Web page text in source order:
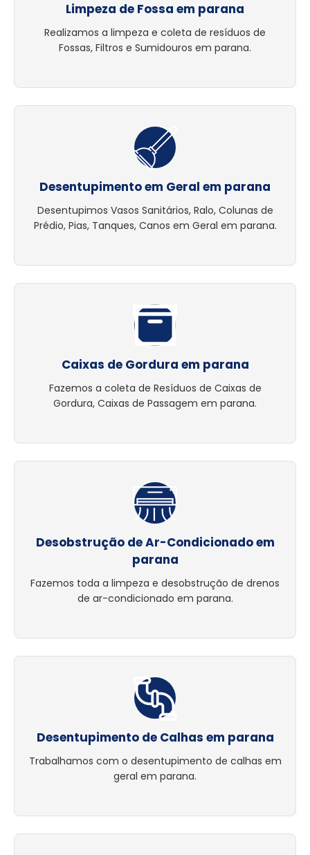
Limpeza de Fossa em parana
Realizamos a limpeza e coleta de resíduos de
Fossas, Filtros e Sumidouros em parana.
Desentupimento em Geral em parana
Desentupimos Vasos Sanitários, Ralo, Colunas de
Prédio, Pias, Tanques, Canos em Geral em parana.
Caixas de Gordura em parana
Fazemos a coleta de Resíduos de Caixas de
Gordura, Caixas de Passagem em parana.
Desobstrução de Ar-Condicionado em
parana
Fazemos toda a limpeza e desobstrução de drenos
de ar-condicionado em parana.
Desentupimento de Calhas em parana
Trabalhamos com o desentupimento de calhas em
geral em parana.